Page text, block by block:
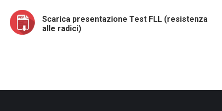
Scarica presentazione Test FLL (resistenza
alle radici)